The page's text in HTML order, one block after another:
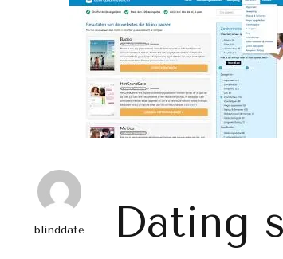
blinddate
Dating